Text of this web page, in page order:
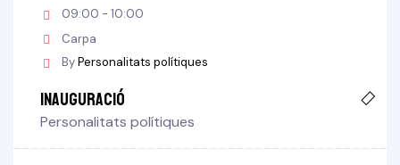
09:00 - 10:00
Carpa
ByPersonalitats polítiques
Inauguració
Personalitats polítiques